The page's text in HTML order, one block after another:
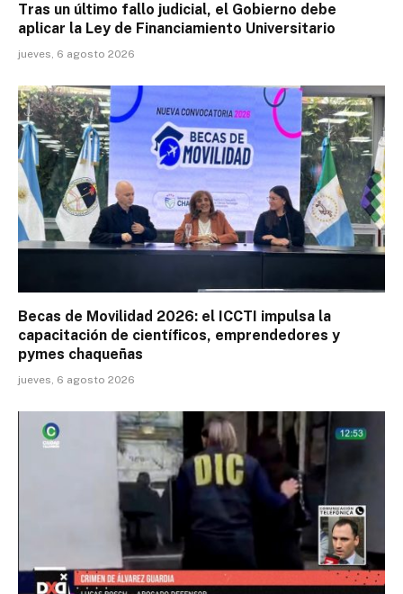
Tras un último fallo judicial, el Gobierno debe
aplicar la Ley de Financiamiento Universitario
jueves, 6 agosto 2026
Becas de Movilidad 2026: el ICCTI impulsa la
capacitación de científicos, emprendedores y
pymes chaqueñas
jueves, 6 agosto 2026